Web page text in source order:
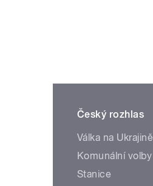
Český rozhlas
Válka na Ukrajině
Komunální volby
Stanice